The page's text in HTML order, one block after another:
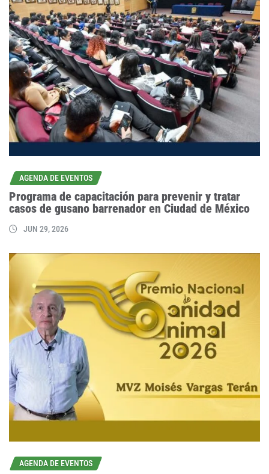
AGENDA DE EVENTOS
Programa de capacitación para prevenir y tratar
casos de gusano barrenador en Ciudad de México
JUN 29, 2026
AGENDA DE EVENTOS